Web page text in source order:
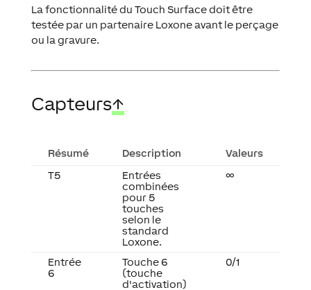
La fonctionnalité du Touch Surface doit être
testée par un partenaire Loxone avant le perçage
ou la gravure.
Capteurs↑
Résumé Description
Valeurs
T5
Entrées
combinées
pour 5
touches
selon le
standard
Loxone.
∞
Entrée
6
Touche 6
(touche
d'activation)
0/1